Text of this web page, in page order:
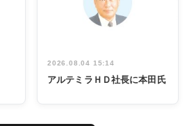
2026.08.04 15:14
アルテミラＨＤ社長に本田氏